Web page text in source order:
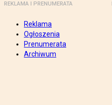
REKLAMA I PRENUMERATA
Reklama
Ogłoszenia
Prenumerata
Archiwum